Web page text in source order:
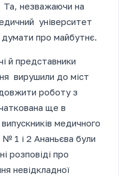
незважаючи на
університет
про майбутнє.
й представники
вирушили до міст
роботу з
ще в
медичного
1 і 2 Ананьєва були
розповіді про
невідкладної